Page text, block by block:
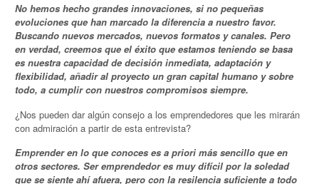
No hemos hecho grandes innovaciones, si no pequeñas
evoluciones que han marcado la diferencia a nuestro favor.
Buscando nuevos mercados, nuevos formatos y canales. Pero
en verdad, creemos que el éxito que estamos teniendo se basa
es nuestra capacidad de decisión inmediata, adaptación y
flexibilidad, añadir al proyecto un gran capital humano y sobre
todo, a cumplir con nuestros compromisos siempre.
¿Nos pueden dar algún consejo a los emprendedores que les mirarán
con admiración a partir de esta entrevista?
Emprender en lo que conoces es a priori más sencillo que en
otros sectores. Ser emprendedor es muy difícil por la soledad
que se siente ahí afuera, pero con la resilencia suficiente a todo